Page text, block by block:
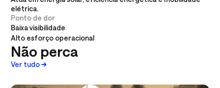
elétrica.
Ponto de dor
Baixa visibilidade
Alto esforço operacional
Não perca
Ver tudo